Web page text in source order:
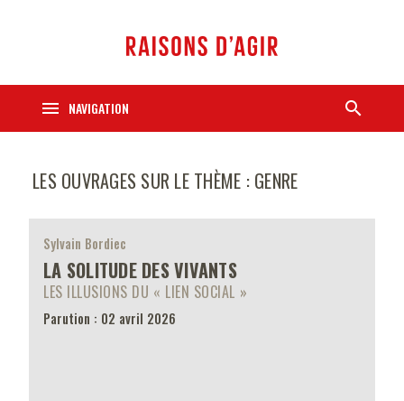
menu NAVIGATION search
LES OUVRAGES SUR LE THÈME : GENRE
Sylvain Bordiec
LA SOLITUDE DES VIVANTS
LES ILLUSIONS DU « LIEN SOCIAL »
Parution : 02 avril 2026